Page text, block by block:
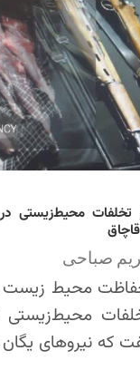
محیط‌زیستی در
صباحی
محیط زیست
که نیروهای